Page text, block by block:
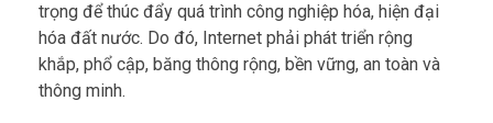
trọng để thúc đẩy quá trình công nghiệp hóa, hiện đại
hóa đất nước. Do đó, Internet phải phát triển rộng
khắp, phổ cập, băng thông rộng, bền vững, an toàn và
thông minh.